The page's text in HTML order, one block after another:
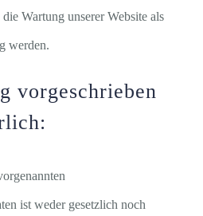
Wartung unserer Website als
werden.
vorgeschrieben
ist weder gesetzlich noch